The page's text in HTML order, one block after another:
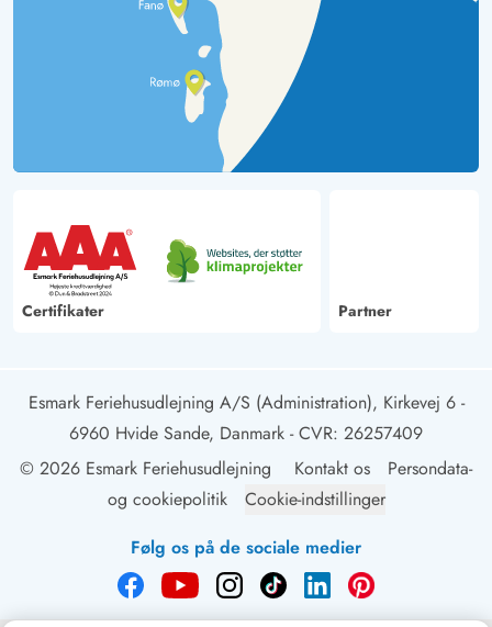
Certifikater Partner
Esmark Feriehusudlejning A/S (Administration), Kirkevej 6 -
6960 Hvide Sande, Danmark - CVR: 26257409
© 2026 Esmark Feriehusudlejning
Kontakt os
Persondata-
og cookiepolitik
Cookie-indstillinger
Følg os på de sociale medier